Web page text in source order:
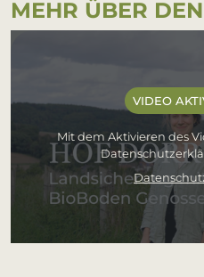
MEHR ÜBER
VIDEO
Mit dem Aktivieren des